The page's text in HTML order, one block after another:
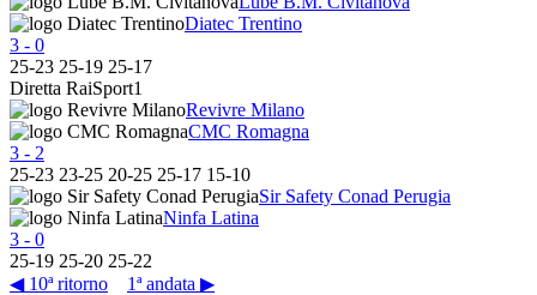
Diatec Trentino
3 - 0
25-23 25-19 25-17
Diretta RaiSport1
Revivre Milano
CMC Romagna
3 - 2
25-23 23-25 20-25 25-17 15-10
Sir Safety Conad Perugia
Ninfa Latina
3 - 0
25-19 25-20 25-22
◀ 10ª ritorno
1ª andata ▶